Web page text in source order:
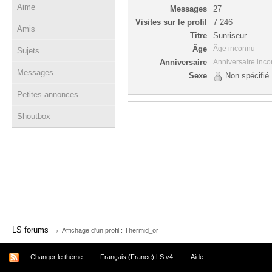
Aime
Amis
Sujets
Messages
Petites annonces
Shoutbox
Messages
27
Visites sur le profil
7 246
Titre
Sunriseur
Âge
Âge inconnu
Anniversaire Anniversaire
Sexe Non spécifié
LS forums → Affichage d'un profil : Thermid_or
Changer le thème Français (France) LS v4 Aide